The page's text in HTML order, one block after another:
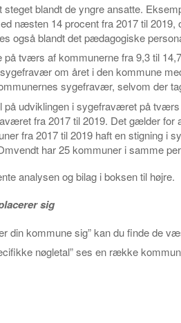
blandt de yngre ansatte.
næsten 14 procent fra 2017 til
også blandt det pædagogiske
tværs af kommunerne fra 9,3 til
om året i den kommune
sygefravær, selvom der
på udviklingen i sygefraværet på
fra 2017 til 2019. Det gælder for
fra 2017 til 2019 haft en stigning i
har 25 kommuner i samme
analysen og bilag i boksen til højre.
sig
din kommune sig” kan du finde de
nøgletal” ses en række